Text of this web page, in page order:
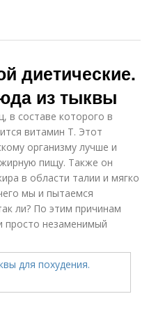
диетические.
из тыквы
в составе которого в
витамин Т. Этот
организму лучше и
пищу. Также он
в области талии и мягко
мы и пытаемся
ли? По этим причинам
просто незаменимый